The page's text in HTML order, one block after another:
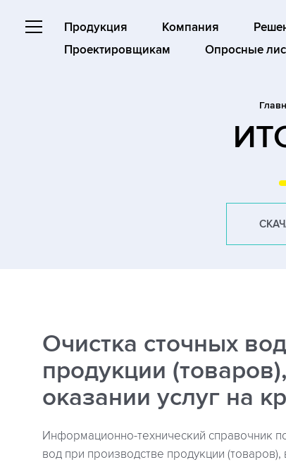
Продукция Компания
Проектировщикам
Опросные
Очистка сточных
продукции
оказании услуг на
Информационно-технический справочник
вод при производстве продукции